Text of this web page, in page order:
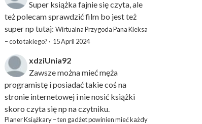
Super książka fajnie się czyta, ale
też polecam sprawdzić film bo jest też
super np tutaj: Wirtualna Przygoda Pana Kleksa
– co to takiego? · 15 April 2024
xdziUnia92
Zawsze można mieć męża
programistę i posiadać takie coś na
stronie internetowej i nie nosić książki
skoro czyta się np na czytniku.
Planer Książkary – ten gadżet powinien mieć każdy